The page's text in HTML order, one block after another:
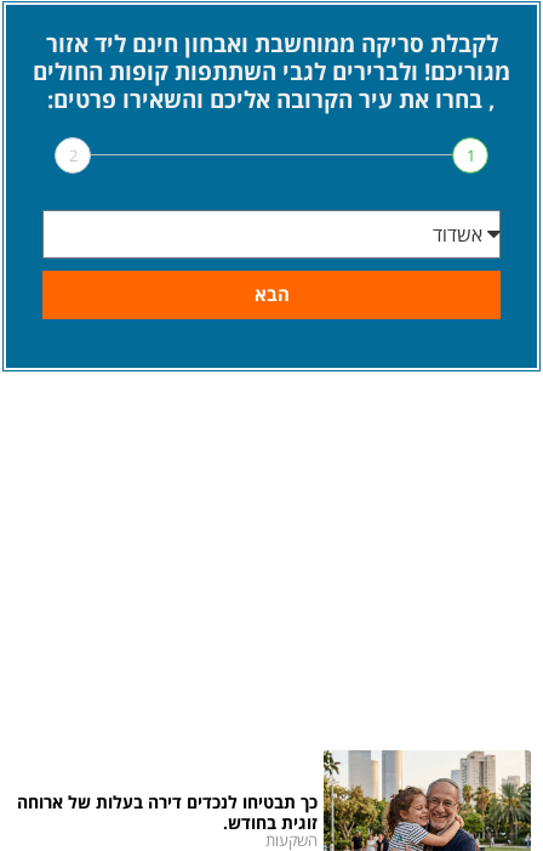
לקבלת סריקה ממוחשבת ואבחון חינם ליד אזור
מגוריכם! ולברירים לגבי השתתפות קופות החולים
, בחרו את עיר הקרובה אליכם והשאירו פרטים:
1
2
הבא
כך תבטיחו לנכדים דירה בעלות של ארוחה
זוגית בחודש.
השקעות